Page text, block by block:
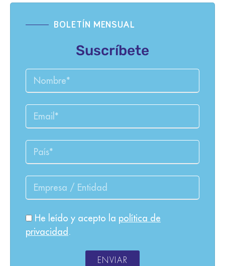
BOLETÍN MENSUAL
Suscríbete
He leído y acepto la política de
privacidad .
ENVIAR